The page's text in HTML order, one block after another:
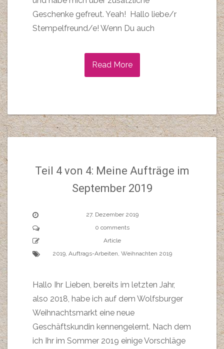
Geschenke gefreut. Yeah! Hallo liebe/r
Stempelfreund/e! Wenn Du auch
Read More
Teil 4 von 4: Meine Aufträge im
September 2019
27. Dezember 2019
0 comments
Article
2019, Auftrags-Arbeiten, Weihnachten 2019
Hallo Ihr Lieben, bereits im letzten Jahr,
also 2018, habe ich auf dem Wolfsburger
Weihnachtsmarkt eine neue
Geschäftskundin kennengelernt. Nach dem
ich Ihr im Sommer 2019 einige Vorschläge